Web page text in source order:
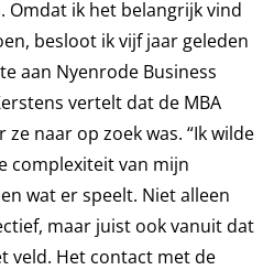
Omdat ik het belangrijk vind
besloot ik vijf jaar geleden
aan Nyenrode Business
vertelt dat de MBA
naar op zoek was. “Ik wilde
complexiteit van mijn
wat er speelt. Niet alleen
maar juist ook vanuit dat
veld. Het contact met de